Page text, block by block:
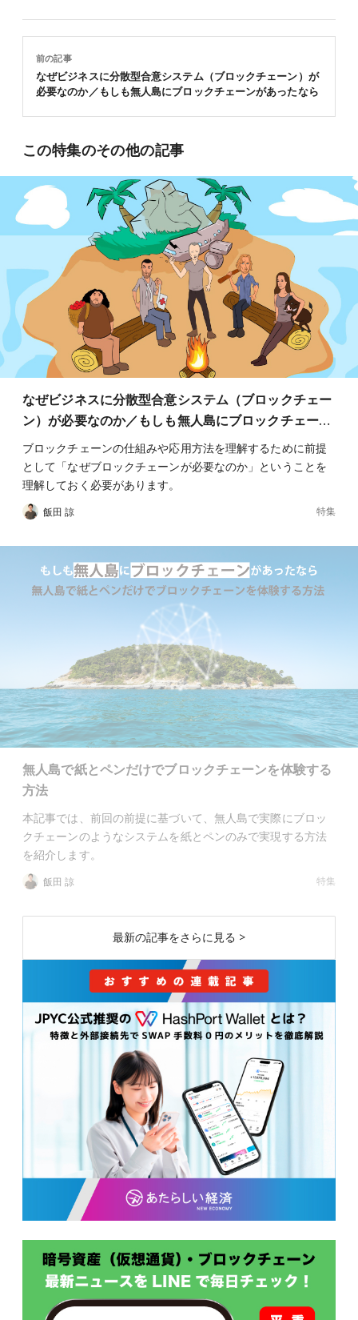
前の記事
なぜビジネスに分散型合意システム（ブロックチェーン）が
必要なのか／もしも無人島にブロックチェーンがあったなら
この特集のその他の記事
なぜビジネスに分散型合意システム（ブロックチェー
ン）が必要なのか／もしも無人島にブロックチェー…
ブロックチェーンの仕組みや応用方法を理解するために前提
として「なぜブロックチェーンが必要なのか」ということを
理解しておく必要があります。
飯田 諒 特集
無人島で紙とペンだけでブロックチェーンを体験する
方法
本記事では、前回の前提に基づいて、無人島で実際にブロッ
クチェーンのようなシステムを紙とペンのみで実現する方法
を紹介します。
飯田 諒 特集
最新の記事をさらに見る >